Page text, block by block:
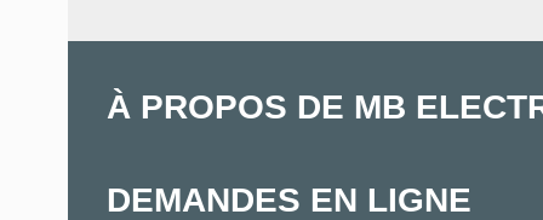
À PROPOS DE MB
DEMANDES EN LIGNE